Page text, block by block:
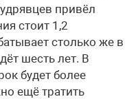
привёл
стоит 1,2
столько же в
шесть лет. В
будет более
ещё тратить